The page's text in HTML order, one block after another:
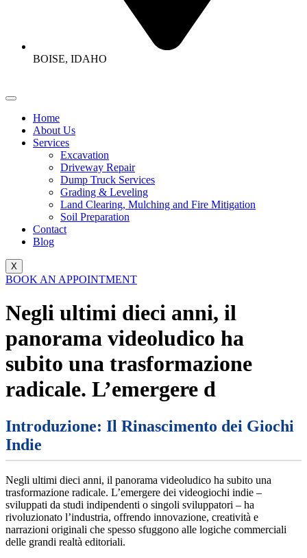
BOISE, IDAHO
Home
About Us
Services
Excavation
Driveway Repair
Dump Truck Services
Grading & Leveling
Land Clearing, Mulching and Fire Mitigation
Soil Preparation
Contact
Blog
X
BOOK AN APPOINTMENT
Negli ultimi dieci anni, il
panorama videoludico ha
subito una trasformazione
radicale. L’emergere d
Introduzione: Il Rinascimento dei Giochi
Indie
Negli ultimi dieci anni, il panorama videoludico ha subito una
trasformazione radicale. L’emergere dei videogiochi indie –
sviluppati da studi indipendenti o singoli sviluppatori – ha
rivoluzionato l’industria, offrendo innovazione, creatività e
narrazioni originali che spesso sfuggono alle logiche commerciali
delle grandi realtà editoriali.